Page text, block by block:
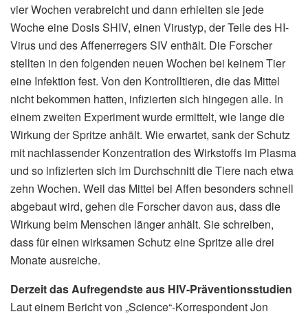
vier Wochen verabreicht und dann erhielten sie jede
Woche eine Dosis SHIV, einen Virustyp, der Teile des HI-
Virus und des Affenerregers SIV enthält. Die Forscher
stellten in den folgenden neuen Wochen bei keinem Tier
eine Infektion fest. Von den Kontrolltieren, die das Mittel
nicht bekommen hatten, infizierten sich hingegen alle. In
einem zweiten Experiment wurde ermittelt, wie lange die
Wirkung der Spritze anhält. Wie erwartet, sank der Schutz
mit nachlassender Konzentration des Wirkstoffs im Plasma
und so infizierten sich im Durchschnitt die Tiere nach etwa
zehn Wochen. Weil das Mittel bei Affen besonders schnell
abgebaut wird, gehen die Forscher davon aus, dass die
Wirkung beim Menschen länger anhält. Sie schreiben,
dass für einen wirksamen Schutz eine Spritze alle drei
Monate ausreiche.
Derzeit das Aufregendste aus HIV-Präventionsstudien
Laut einem Bericht von „Science“-Korrespondent Jon